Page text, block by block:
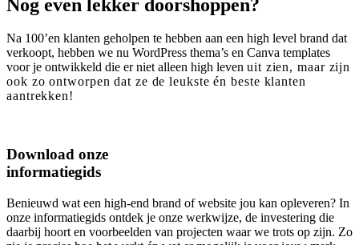
Nog even lekker doorshoppen?
Na 100’en klanten geholpen te hebben aan een high level brand dat
verkoopt, hebben we nu WordPress thema’s en Canva templates
voor je ontwikkeld die er niet alleen high leven uit zien, maar zijn
ook zo ontworpen dat ze de leukste én beste klanten
aantrekken!
Download onze
informatiegids
Benieuwd wat een high-end brand of website jou kan opleveren? In
onze informatiegids ontdek je onze werkwijze, de investering die
daarbij hoort en voorbeelden van projecten waar we trots op zijn. Zo